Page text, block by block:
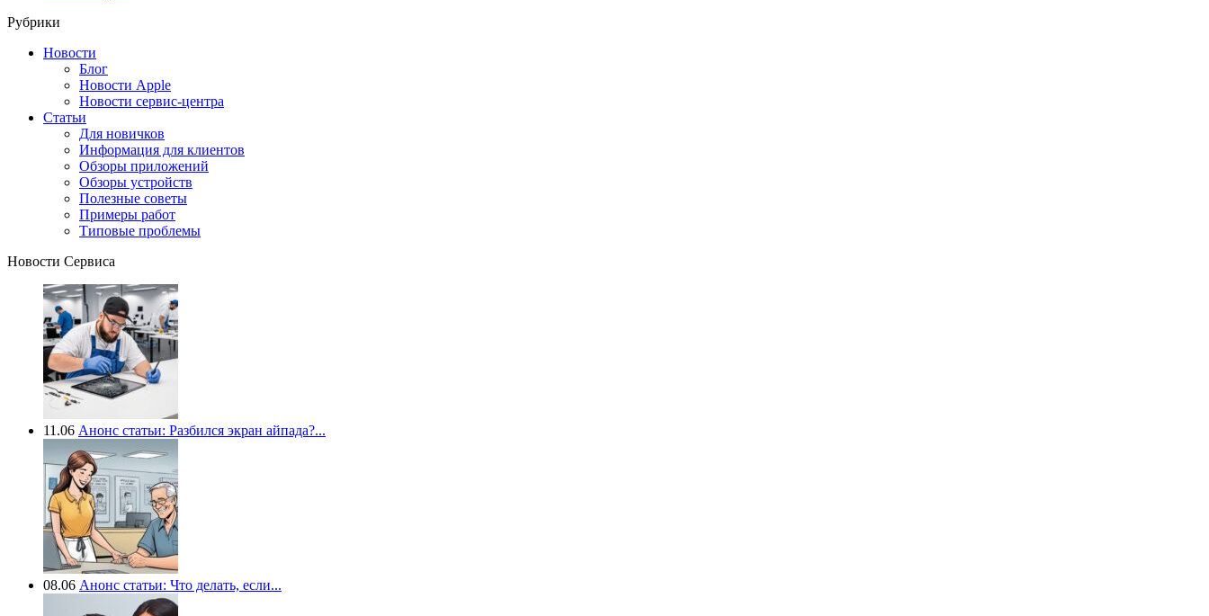
Рубрики
Новости
Блог
Новости Apple
Новости сервис-центра
Статьи
Для новичков
Информация для клиентов
Обзоры приложений
Обзоры устройств
Полезные советы
Примеры работ
Типовые проблемы
Новости Сервиса
11.06 Анонс статьи: Разбился экран айпада?...
08.06 Анонс статьи: Что делать, если...